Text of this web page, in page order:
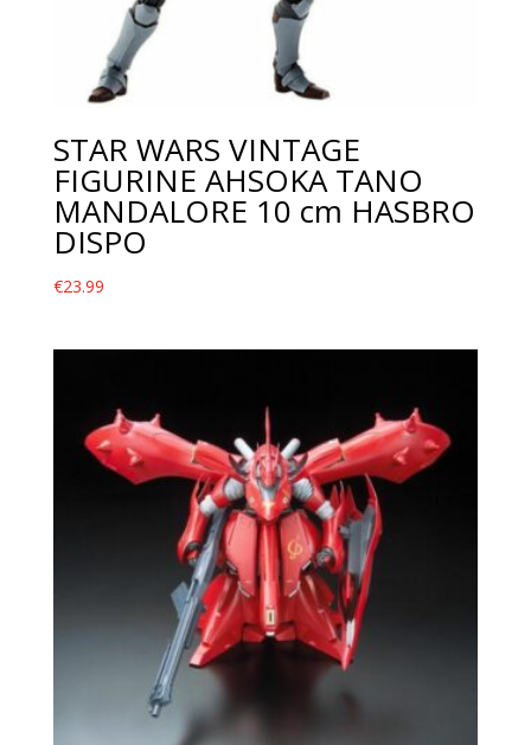
STAR WARS VINTAGE
FIGURINE AHSOKA TANO
MANDALORE 10 cm HASBRO
DISPO
€23.99